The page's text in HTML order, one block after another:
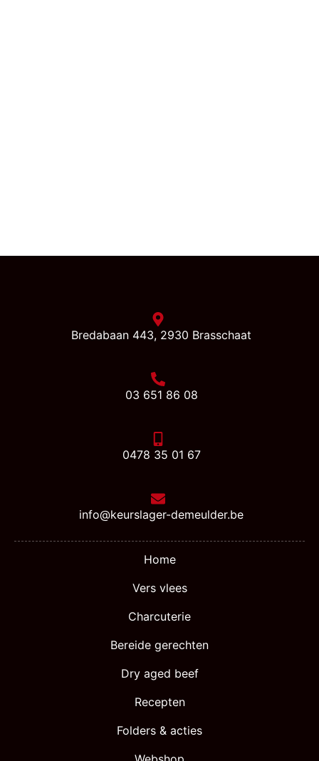
Bredabaan 443, 2930 Brasschaat
03 651 86 08
0478 35 01 67
info@keurslager-demeulder.be
Home
Vers vlees
Charcuterie
Bereide gerechten
Dry aged beef
Recepten
Folders & acties